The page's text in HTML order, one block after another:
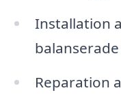
Installation
Reparation